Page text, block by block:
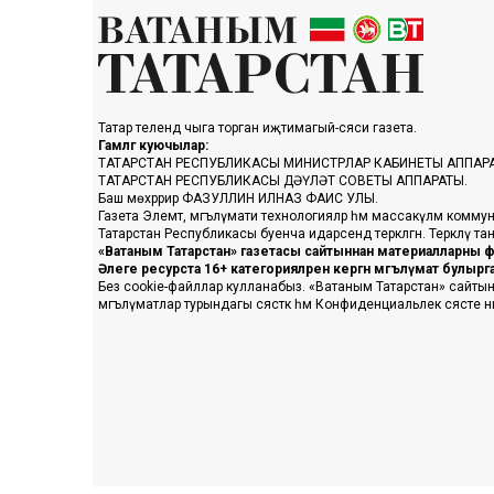
Татар телендә чыга торган иҗтимагый-сәяси газета.
Гамәлгә куючылар:
ТАТАРСТАН РЕСПУБЛИКАСЫ МИНИСТРЛАР КАБИНЕТЫ
ТАТАРСТАН РЕСПУБЛИКАСЫ ДӘҮЛӘТ СОВЕТЫ АППАРАТЫ.
Баш мөхәррир ФАЗУЛЛИН ИЛНАЗ ФАИС УЛЫ.
Газета Элемтә, мәгълүмати технологияләр һәм массакүләм
Татарстан Республикасы буенча идарәсендә теркәлгән.
«Ватаным Татарстан» газетасы сайтыннан материалларны
Әлеге ресурста 16+ категорияләренә кергән мәгълүмат
Без cookie-файллар кулланабыз. «Ватаным Татарстан» сайтына
мәгълүматлар турындагы сәясәткә һәм Конфиденциальлек